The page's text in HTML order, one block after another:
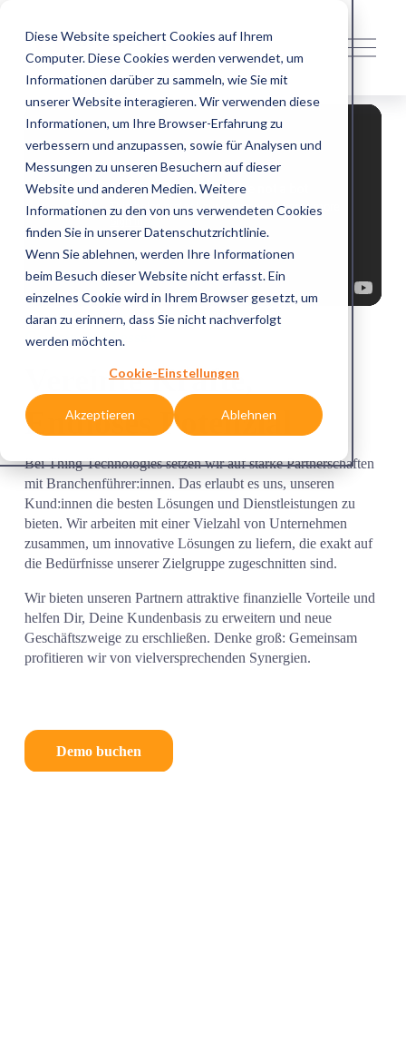
Diese Website speichert Cookies auf Ihrem
Computer. Diese Cookies werden verwendet, um
Informationen darüber zu sammeln, wie Sie mit
unserer Website interagieren. Wir verwenden diese
Informationen, um Ihre Browser-Erfahrung zu
verbessern und anzupassen, sowie für Analysen und
Messungen zu unseren Besuchern auf dieser
Website und anderen Medien. Weitere
Informationen zu den von uns verwendeten Cookies
finden Sie in unserer Datenschutzrichtlinie.
Wenn Sie ablehnen, werden Ihre Informationen
beim Besuch dieser Website nicht erfasst. Ein
einzelnes Cookie wird in Ihrem Browser gesetzt, um
daran zu erinnern, dass Sie nicht nachverfolgt
werden möchten.
Cookie-Einstellungen
Akzeptieren Ablehnen
M
e
ö
Gemeinsam besser
Vereinte Kräfte,
Endloses Potenzial
Bei Thing Technologies setzen wir auf starke Partnerschaften
mit Branchenführer:innen. Das erlaubt es uns, unseren
Kund:innen die besten Lösungen und Dienstleistungen zu
bieten. Wir arbeiten mit einer Vielzahl von Unternehmen
zusammen, um innovative Lösungen zu liefern, die exakt auf
die Bedürfnisse unserer Zielgruppe zugeschnitten sind.
Wir bieten unseren Partnern attraktive finanzielle Vorteile und
helfen Dir, Deine Kundenbasis zu erweitern und neue
Geschäftszweige zu erschließen. Denke groß: Gemeinsam
profitieren wir von vielversprechenden Synergien.
Demo buchen